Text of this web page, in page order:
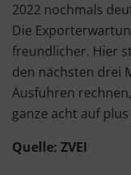
2022 nochmals
Die
freundlicher. Hier
den nächsten drei
Ausfuhren
ganze acht auf
Quelle: ZVEI